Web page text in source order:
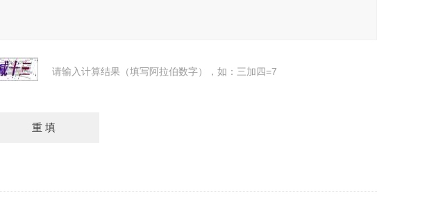
请输入计算结果（填写阿拉伯数字），如：三加四=7